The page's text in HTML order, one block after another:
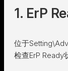
1. ErP
位于
检查ErP Ready